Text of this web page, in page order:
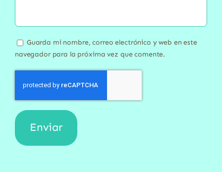
Guarda mi nombre, correo electrónico y web en este
navegador para la próxima vez que comente.